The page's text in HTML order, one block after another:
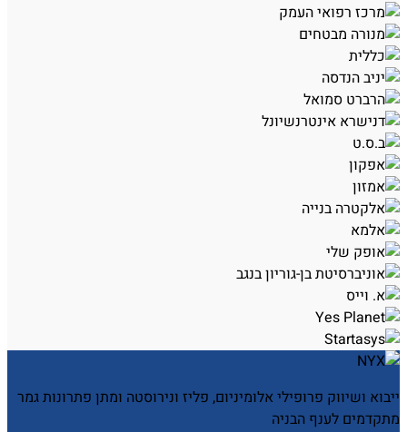
ייבוא ושיווק פרופילי אלומיניום, פליז ונירוסטה ומתן פתרונות גמר
מתקדמים לענף הבניה